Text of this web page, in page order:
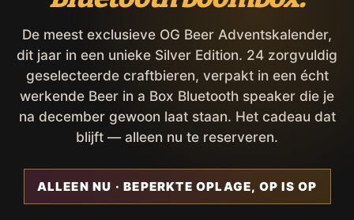
De meest exclusieve OG Beer Adventskalender,
dit jaar in een unieke Silver Edition. 24 zorgvuldig
geselecteerde craftbieren, verpakt in een écht
werkende Beer in a Box Bluetooth speaker die je
na december gewoon laat staan. Het cadeau dat
blijft — alleen nu te reserveren.
ALLEEN NU · BEPERKTE OPLAGE, OP IS OP